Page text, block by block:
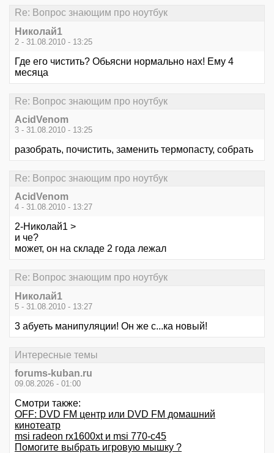
Re: Вопрос знающим про ноутбук
Hиколай1
2 - 31.08.2010 - 13:25
Где его чистить? Обьясни нормально нах! Ему 4
месяца
Re: Вопрос знающим про ноутбук
AcidVenom
3 - 31.08.2010 - 13:25
разобрать, почистить, заменить термопасту, собрать
Re: Вопрос знающим про ноутбук
AcidVenom
4 - 31.08.2010 - 13:27
2-Hиколай1 >
и че?
может, он на складе 2 года лежал
Re: Вопрос знающим про ноутбук
Hиколай1
5 - 31.08.2010 - 13:27
3 абуеть манипуляции! Он же с...ка новый!
Интересные темы
forums-kuban.ru
09.08.2026 - 01:00
Смотри также:
OFF: DVD FM центр или DVD FM домашний
кинотеатр
msi radeon rx1600xt и msi 770-c45
Помогите выбрать игровую мышку ?